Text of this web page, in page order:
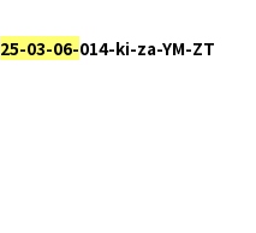
25-03-06-014-ki-za-YM-ZT